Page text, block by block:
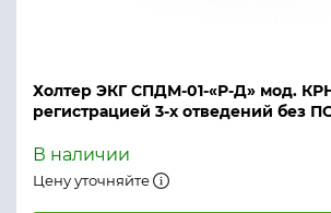
Холтер ЭКГ СПДМ-01-«Р-Д» мод.
регистрацией 3-х отведений без
В наличии
Цену уточняйте